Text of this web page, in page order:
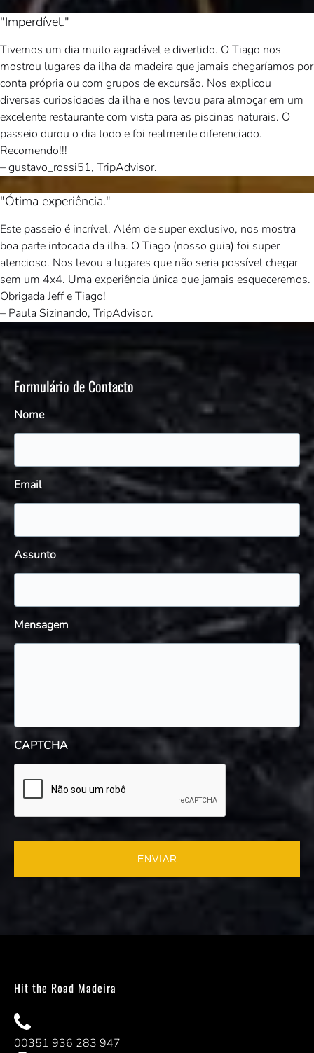
"Imperdível."
Tivemos um dia muito agradável e divertido. O Tiago nos
mostrou lugares da ilha da madeira que jamais chegaríamos por
conta própria ou com grupos de excursão. Nos explicou
diversas curiosidades da ilha e nos levou para almoçar em um
excelente restaurante com vista para as piscinas naturais. O
passeio durou o dia todo e foi realmente diferenciado.
Recomendo!!!
– gustavo_rossi51, TripAdvisor.
"Ótima experiência."
Este passeio é incrível. Além de super exclusivo, nos mostra
boa parte intocada da ilha. O Tiago (nosso guia) foi super
atencioso. Nos levou a lugares que não seria possível chegar
sem um 4x4. Uma experiência única que jamais esqueceremos.
Obrigada Jeff e Tiago!
– Paula Sizinando, TripAdvisor.
Formulário de Contacto
Nome
Email
Assunto
Mensagem
CAPTCHA
Hit the Road Madeira
00351 936 283 947